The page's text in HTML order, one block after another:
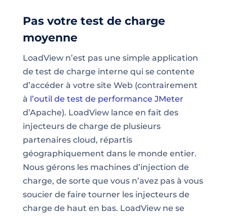
Pas votre test de charge
moyenne
LoadView n’est pas une simple application
de test de charge interne qui se contente
d’accéder à votre site Web (contrairement
à l’outil de test de performance JMeter
d’Apache). LoadView lance en fait des
injecteurs de charge de plusieurs
partenaires cloud, répartis
géographiquement dans le monde entier.
Nous gérons les machines d’injection de
charge, de sorte que vous n’avez pas à vous
soucier de faire tourner les injecteurs de
charge de haut en bas. LoadView ne se